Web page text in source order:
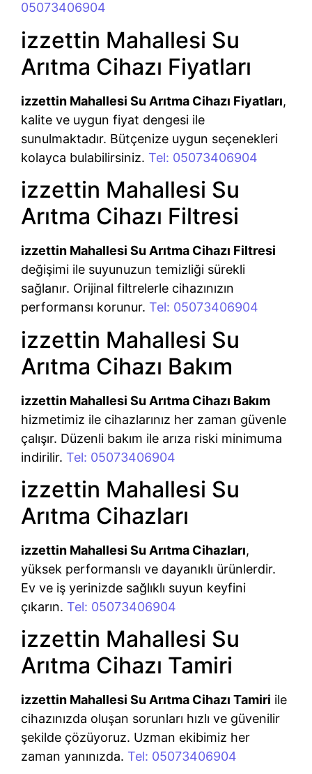
05073406904
izzettin Mahallesi Su
Arıtma Cihazı Fiyatları
izzettin Mahallesi Su Arıtma Cihazı Fiyatları,
kalite ve uygun fiyat dengesi ile
sunulmaktadır. Bütçenize uygun seçenekleri
kolayca bulabilirsiniz. Tel: 05073406904
izzettin Mahallesi Su
Arıtma Cihazı Filtresi
izzettin Mahallesi Su Arıtma Cihazı Filtresi
değişimi ile suyunuzun temizliği sürekli
sağlanır. Orijinal filtrelerle cihazınızın
performansı korunur. Tel: 05073406904
izzettin Mahallesi Su
Arıtma Cihazı Bakım
izzettin Mahallesi Su Arıtma Cihazı Bakım
hizmetimiz ile cihazlarınız her zaman güvenle
çalışır. Düzenli bakım ile arıza riski minimuma
indirilir. Tel: 05073406904
izzettin Mahallesi Su
Arıtma Cihazları
izzettin Mahallesi Su Arıtma Cihazları,
yüksek performanslı ve dayanıklı ürünlerdir.
Ev ve iş yerinizde sağlıklı suyun keyfini
çıkarın. Tel: 05073406904
izzettin Mahallesi Su
Arıtma Cihazı Tamiri
izzettin Mahallesi Su Arıtma Cihazı Tamiri ile
cihazınızda oluşan sorunları hızlı ve güvenilir
şekilde çözüyoruz. Uzman ekibimiz her
zaman yanınızda. Tel: 05073406904